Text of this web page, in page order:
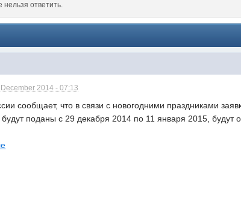
нельзя ответить.
2014 - 07:13
сообщает, что в связи с новогодними праздниками
будут поданы с 29 декабря 2014 по 11 января 2015, будут